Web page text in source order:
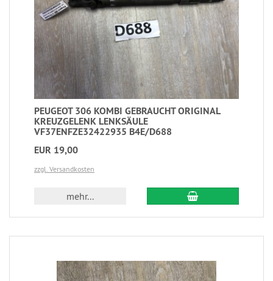
PEUGEOT 306 KOMBI GEBRAUCHT ORIGINAL
KREUZGELENK LENKSÄULE
VF37ENFZE32422935 B4E/D688
EUR 19,00
zzgl. Versandkosten
mehr...